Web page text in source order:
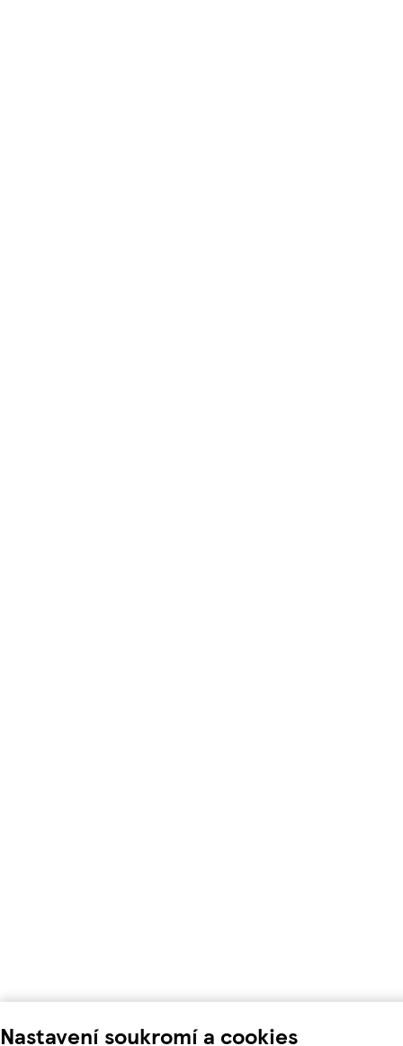
Nastavení soukromí a cookies